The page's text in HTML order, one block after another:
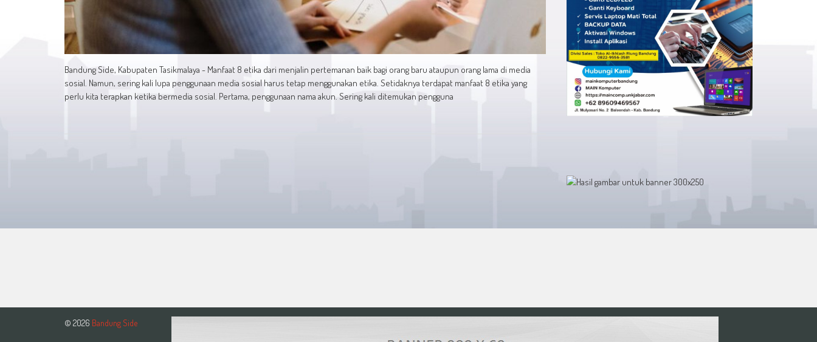
Bandung Side, Kabupaten Tasikmalaya - Manfaat 8 etika dari menjalin pertemanan baik bagi orang baru ataupun orang lama di media
sosial. Namun, sering kali lupa penggunaan media sosial harus tetap menggunakan etika. Setidaknya terdapat manfaat 8 etika yang
perlu kita terapkan ketika bermedia sosial. Pertama, penggunaan nama akun. Sering kali ditemukan pengguna
© 2026 Bandung Side